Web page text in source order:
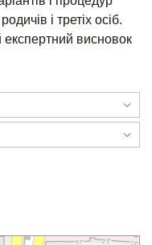
і третіх осіб.
експертний висновок